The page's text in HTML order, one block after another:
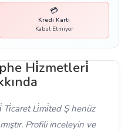
💳
Kredi Kartı
Kabul Etmiyor
Hi̇zmetleri̇
Ti̇caret Li̇mi̇ted Ş henüz
Profili inceleyin ve